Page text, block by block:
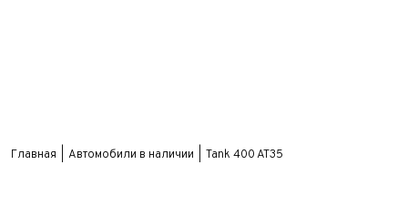
Главная Автомобили в наличии Tank 400 AT35